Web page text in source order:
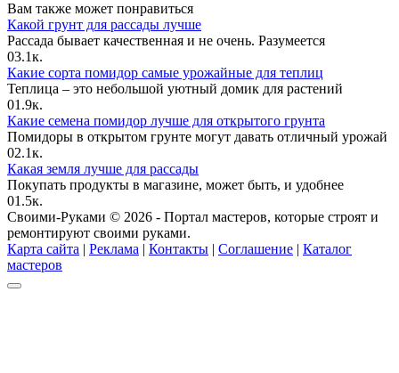
Вам также может понравиться
Какой грунт для рассады лучше
Рассада бывает качественная и не очень. Разумеется
03.1к.
Какие сорта помидор самые урожайные для теплиц
Теплица – это небольшой уютный домик для растений
01.9к.
Какие семена помидор лучше для открытого грунта
Помидоры в открытом грунте могут давать отличный урожай
02.1к.
Какая земля лучше для рассады
Покупать продукты в магазине, может быть, и удобнее
01.5к.
Своими-Руками © 2026 - Портал мастеров, которые строят и
ремонтируют своими руками.
Карта сайта | Реклама | Контакты | Соглашение | Каталог
мастеров